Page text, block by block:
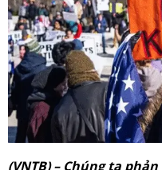
(VNTB) – Chúng ta